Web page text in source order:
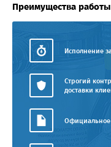
Преимущества
Исполнение
Строгий
доставки
Официальное